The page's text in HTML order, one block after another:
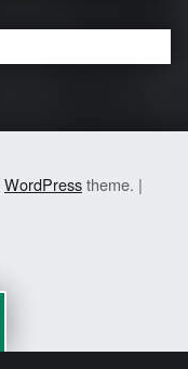
WordPresstheme. |